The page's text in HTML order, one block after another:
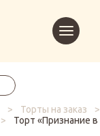
в
корзину
> Торты на заказ
>
>
Торт «Признание в